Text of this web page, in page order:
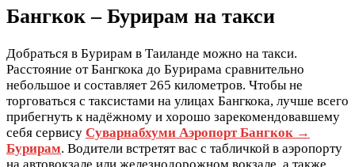
Бангкок – Бурирам на такси
Добраться в Бурирам в Таиланде можно на такси.
Расстояние от Бангкока до Бурирама сравнительно
небольшое и составляет 265 километров. Чтобы не
торговаться с таксистами на улицах Бангкока, лучше всего
прибегнуть к надёжному и хорошо зарекомендовавшему
себя сервису Суварнабхуми Аэропорт Бангкок →
Бурирам. Водители встретят вас с табличкой в аэропорту
на автовокзале или железнодорожном вокзале, а также